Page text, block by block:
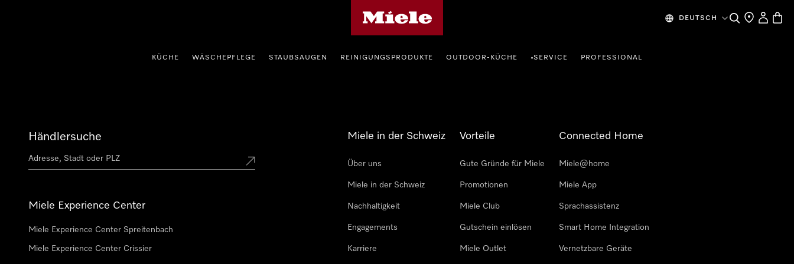
DEUTSCH SucheHändlersuche
Mein
KÜCHE WÄSCHEPFLEGE STAUBSAUGEN REINIGUNGSPRODUKTE OUTDOOR-KÜCHE •SERVICE PROFESSIONAL
Händlersuche
Miele Experience Center
Miele Experience Center Spreitenbach
Miele Experience Center Crissier
Miele in der Schweiz
Über uns
Miele in der Schweiz
Nachhaltigkeit
Engagements
Karriere
Vorteile
Gute Gründe für Miele
Promotionen
Miele Club
Gutschein einlösen
Miele Outlet
Connected Home
Miele@home
Miele App
Sprachassistenz
Smart Home Integration
Vernetzbare Geräte